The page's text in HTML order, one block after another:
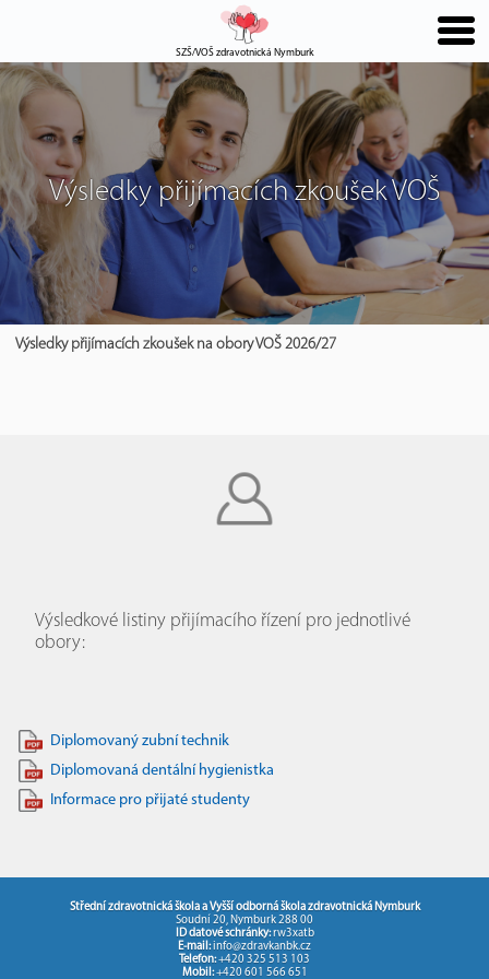
SZŠ/VOŠ zdravotnická Nymburk
Výsledky přijímacích zkoušek VOŠ
Výsledky přijímacích zkoušek na obory VOŠ 2026/27
Výsledkové listiny přijímacího řízení pro jednotlivé
obory:
Diplomovaný zubní technik
Diplomovaná dentální hygienistka
Informace pro přijaté studenty
Střední zdravotnická škola a Vyšší odborná škola zdravotnická Nymburk
Soudní 20, Nymburk 288 00
ID datové schránky:rw3xatb
E-mail:info@zdravkanbk.cz
Telefon:+420 325 513 103
Mobil:+420 601 566 651